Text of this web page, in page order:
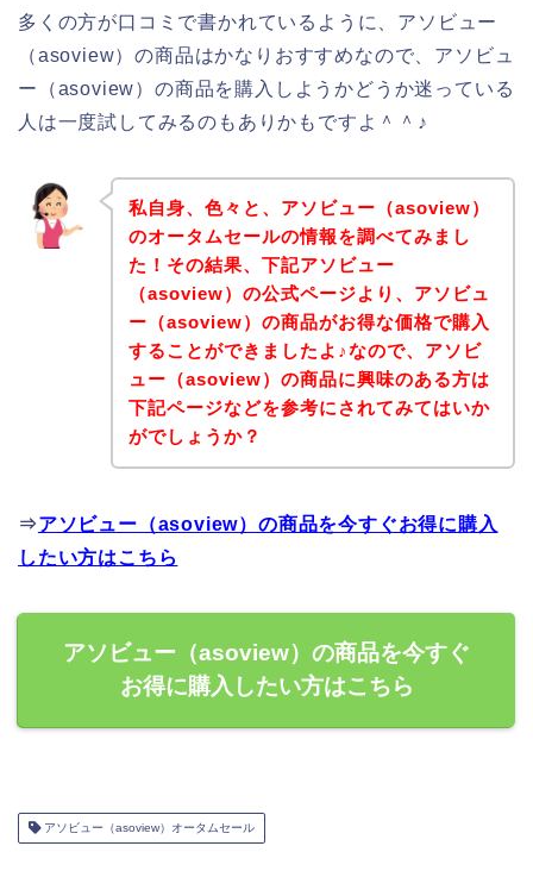
多くの方が口コミで書かれているように、アソビュー
（asoview）の商品はかなりおすすめなので、アソビュ
ー（asoview）の商品を購入しようかどうか迷っている
人は一度試してみるのもありかもですよ＾＾♪
私自身、色々と、アソビュー（asoview）
のオータムセールの情報を調べてみまし
た！その結果、下記アソビュー
（asoview）の公式ページより、アソビュ
ー（asoview）の商品がお得な価格で購入
することができましたよ♪なので、アソビ
ュー（asoview）の商品に興味のある方は
下記ページなどを参考にされてみてはいか
がでしょうか？
⇒アソビュー（asoview）の商品を今すぐお得に購入
したい方はこちら
アソビュー（asoview）の商品を今すぐ
お得に購入したい方はこちら
アソビュー（asoview）オータムセール